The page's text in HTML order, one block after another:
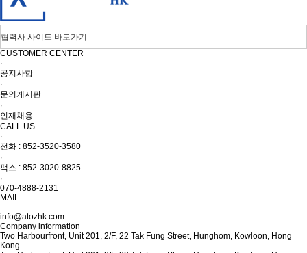
CUSTOMER CENTER
∙
공지사항
∙
문의게시판
∙
인재채용
CALL US
∙
전화 : 852-3520-3580
∙
팩스 : 852-3020-8825
∙
070-4888-2131
MAIL
info@atozhk.com
Company information
Two Harbourfront, Unit 201, 2/F, 22 Tak Fung Street, Hunghom, Kowloon, Hong
Kong